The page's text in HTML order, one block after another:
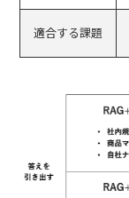
適合する課題